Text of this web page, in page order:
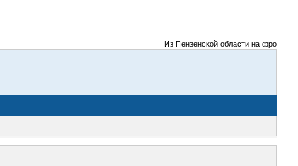
Из Пензенской области на фронты